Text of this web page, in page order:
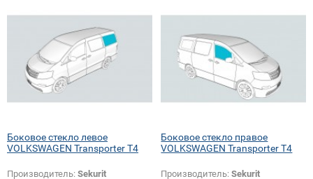
Боковое стекло левое
VOLKSWAGEN Transporter T4
Производитель: Sekurit
Боковое стекло правое
VOLKSWAGEN Transporter T4
Производитель:Sekurit